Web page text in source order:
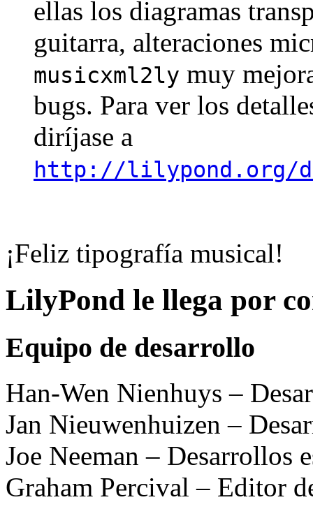
ellas los diagramas
guitarra, alteraciones
musicxml2ly muy
bugs. Para ver los
diríjase a
http://lilypond.org/
¡Feliz tipografía musical!
LilyPond le llega por
Equipo de desarrollo
Han-Wen Nienhuys –
Jan Nieuwenhuizen –
Joe Neeman – Desarrollos
Graham Percival – Editor